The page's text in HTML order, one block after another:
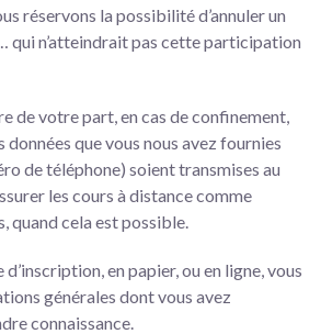
réservons la possibilité d’annuler un
qui n’atteindrait pas cette participation
de votre part, en cas de confinement,
données que vous nous avez fournies
de téléphone) soient transmises au
les cours à distance comme
quand cela est possible.
en papier, ou en ligne, vous
générales dont vous avez
connaissance.